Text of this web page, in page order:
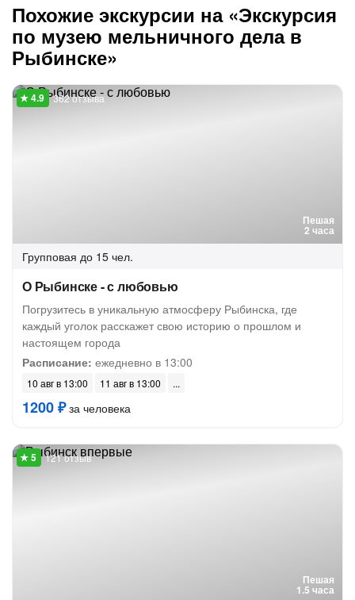
Похожие экскурсии на «Экскурсия
по музею мельничного дела в
Рыбинске»
Пешая
2 часа
362 отзыва
Групповая до 15 чел.
О Рыбинске - с любовью
Погрузитесь в уникальную атмосферу Рыбинска, где
каждый уголок расскажет свою историю о прошлом и
настоящем города
Расписание: ежедневно в 13:00
10 авг в 13:00 11 авг в 13:00
1200 ₽за человека
Пешая
1.5 часа
121 отзыв